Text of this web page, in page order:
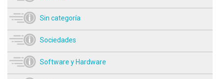
Sin categoría
Sociedades
Software y Hardware